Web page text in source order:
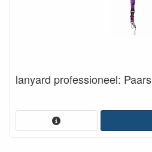
lanyard professioneel: Paars